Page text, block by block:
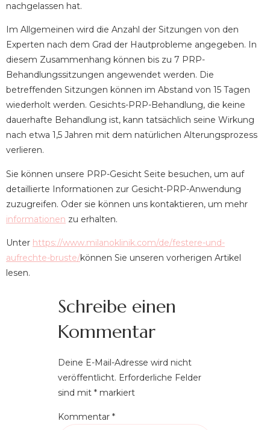
nachgelassen hat.
Im Allgemeinen wird die Anzahl der Sitzungen von den
Experten nach dem Grad der Hautprobleme angegeben. In
diesem Zusammenhang können bis zu 7 PRP-
Behandlungssitzungen angewendet werden. Die
betreffenden Sitzungen können im Abstand von 15 Tagen
wiederholt werden. Gesichts-PRP-Behandlung, die keine
dauerhafte Behandlung ist, kann tatsächlich seine Wirkung
nach etwa 1,5 Jahren mit dem natürlichen Alterungsprozess
verlieren.
Sie können unsere PRP-Gesicht Seite besuchen, um auf
detaillierte Informationen zur Gesicht-PRP-Anwendung
zuzugreifen. Oder sie können uns kontaktieren, um mehr
informationen zu erhalten.
Unter https://www.milanoklinik.com/de/festere-und-
aufrechte-bruste/können Sie unseren vorherigen Artikel
lesen.
Schreibe einen
Kommentar
Deine E-Mail-Adresse wird nicht
veröffentlicht. Erforderliche Felder
sind mit *markiert
Kommentar *